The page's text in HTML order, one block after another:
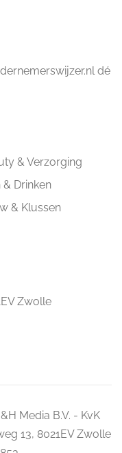
dé
& Verzorging
& Drinken
& Klussen
Zwolle
Media B.V. - KvK
13, 8021EV Zwolle